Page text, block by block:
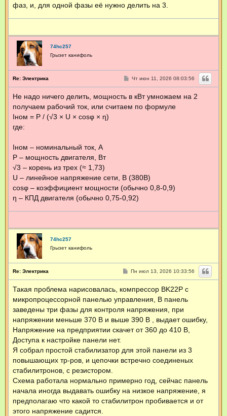
фаз, и, для одной фазы её нужно делить на 3.
74hc257
Грызет канифоль
Re: Электрика
С
б
е
Чт июн 11, 2026 08:03:56
Не надо ничего делить, мощность в кВт умножаем на 2
получаем рабочий ток, или считаем по формуле
Iном = P / (√3 × U × cosφ × η)
где:
Iном – номинальный ток, А
P – мощность двигателя, Вт
√3 – корень из трех (≈ 1,73)
U – линейное напряжение сети, В (380В)
cosφ – коэффициент мощности (обычно 0,8-0,9)
η – КПД двигателя (обычно 0,75-0,92)
74hc257
Грызет канифоль
Re: Электрика
С
б
е
и
е
Пн июл 13, 2026 10:33:56
Такая проблема нарисовалась, компрессор BK22P с
микропроцессорной панелью управления, В панель
заведены три фазы для контроля напряжения, при
напряжении меньше 370 В и выше 390 В , выдает ошибку,
Напряжение на предприятии скачет от 360 до 410 В,
Доступа к настройке панели нет.
Я собрал простой стабилизатор для этой панели из 3
повышающих тр-ров, и цепочки встречно соединеных
стабилитронов, с резистором.
Схема работала нормально примерно год, сейчас панель
начала иногда выдавать ошибку на низкое напряжение, я
предполагаю что какой то стабилитрон пробивается и от
этого напряжение садится.